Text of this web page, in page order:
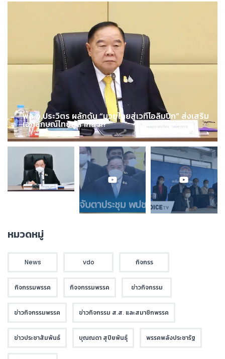
พล.อ.ประวิตร ผลักดัน “มวยไทยสู่เวทีโอลิมปิก” ส่งเสริม
เอกลักษณ์ไทยสู่สากล !!!
หมวดหมู่
News vdo กิจกรร
กิจกรรมพรรค กิจจกรรมพรรค ข่าวกิจกรรม
ข่าวกิจกรรมพรรค ข่าวกิจกรรม ส.ส. และสมาชิกพรรค
ข่าวประชาสัมพันธ์ บุณณดา สุปิยพันธุ์ พรรคพลังประชารัฐ